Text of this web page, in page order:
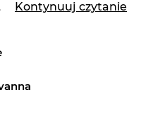
błyszczeć jak
marka ustala
o materiał i
Kontynuuj czytanie